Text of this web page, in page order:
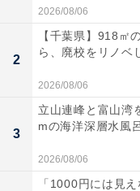
「多くの飲食店
土料理を楽しむ
／大阪府）
2026/08/06
2
【千葉県】918㎡
ら、廃校をリノベ
2026/08/06
3
立山連峰と富山湾
mの海洋深層水風
2026/08/06
「1000円には見